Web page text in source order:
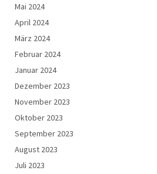
Mai 2024
April 2024
März 2024
Februar 2024
Januar 2024
Dezember 2023
November 2023
Oktober 2023
September 2023
August 2023
Juli 2023